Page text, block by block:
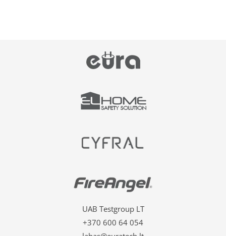
UAB Testgroup LT
+370 600 64 054